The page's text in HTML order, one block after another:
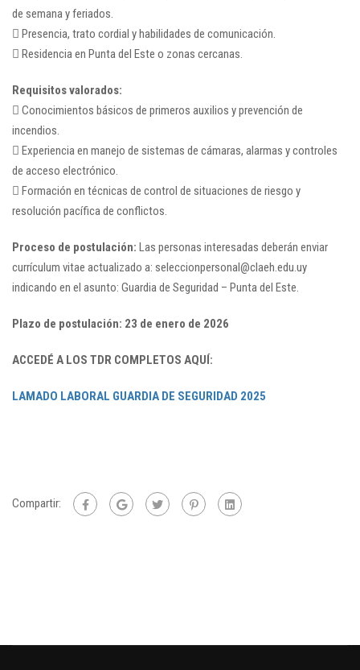
de semana y feriados.
 Presencia, trato cordial y habilidades de comunicación.
 Residencia en Punta del Este o zonas cercanas.
Requisitos valorados:
 Conocimientos básicos de primeros auxilios y prevención de
incendios.
 Experiencia en manejo de sistemas de cámaras, alarmas y controles
de acceso electrónico.
 Formación en técnicas de control de situaciones de riesgo y
resolución pacífica de conflictos.
Proceso de postulación: Las personas interesadas deberán enviar
currículum vitae actualizado a: seleccionpersonal@claeh.edu.uy
indicando en el asunto: Guardia de Seguridad – Punta del Este.
Plazo de postulación: 23 de enero de 2026
ACCEDÉ A LOS TDR COMPLETOS AQUÍ:
LAMADO LABORAL GUARDIA DE SEGURIDAD 2025
Compartir: